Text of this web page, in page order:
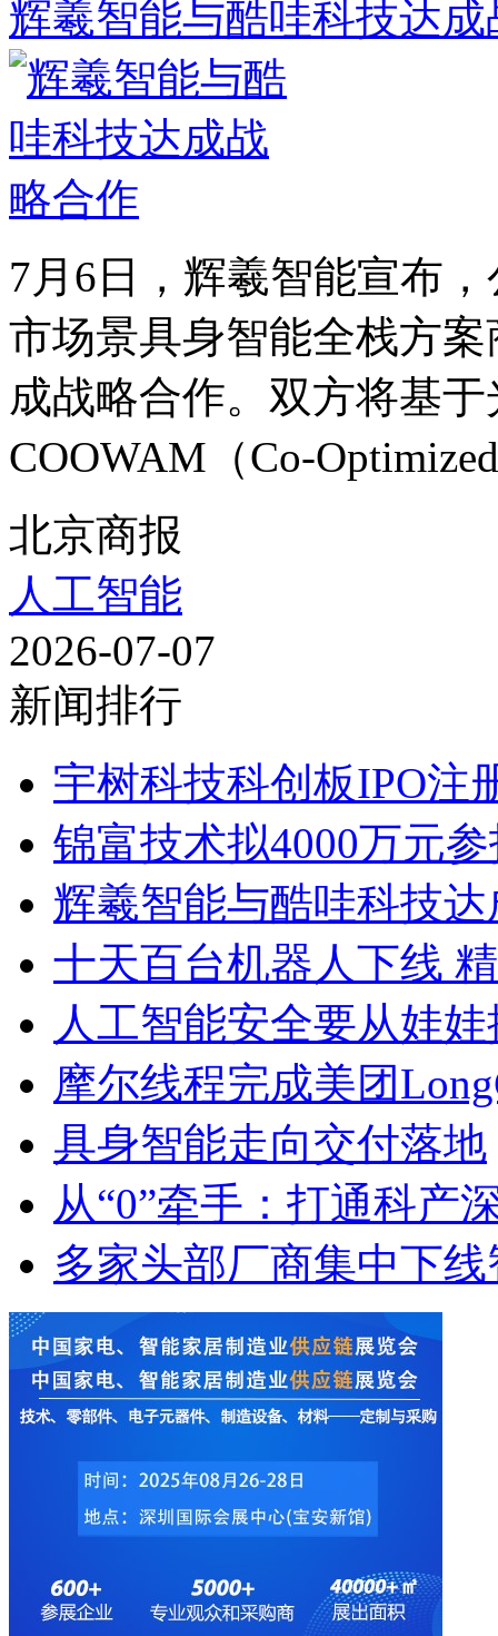
辉羲智能与酷哇科技达
7月6日，辉羲智能宣布
市场景具身智能全栈方
成战略合作。双方将基
COOWAM（Co-
北京商报
人工智能
2026-07-07
新闻排行
宇树科技科创板IPO注
锦富技术拟4000万元
辉羲智能与酷哇科技
十天百台机器人下线
人工智能安全要从娃
摩尔线程完成美团
具身智能走向交付落地
从“0”牵手：打通科产
多家头部厂商集中下